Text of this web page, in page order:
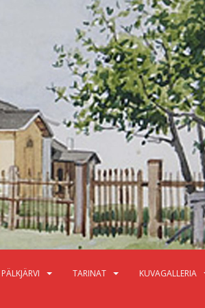
PÄLKJÄRVI TARINAT KUVAGALLERIA